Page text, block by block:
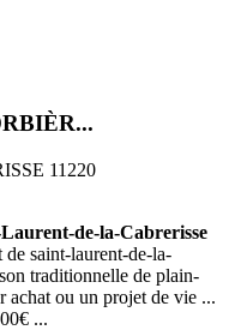
11220
de-la-Cabrerisse
saint-laurent-de-la-
traditionnelle de plain-
achat ou un projet de vie ...
...